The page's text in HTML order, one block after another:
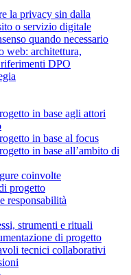
la privacy sin dalla
o servizio digitale
quando necessario
web: architettura,
DPO
in base agli attori
in base al focus
in base all’ambito di
coinvolte
progetto
responsabilità
strumenti e rituali
di progetto
tecnici collaborativi